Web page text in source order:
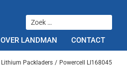
OVER LANDMAN CONTACT
Lithium Packladers Powercell LI168045